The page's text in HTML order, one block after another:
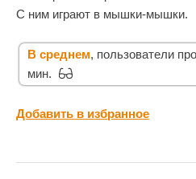
С ним играют в мышки-мышки.
В среднем, пользователи
мин.
Добавить в избранное